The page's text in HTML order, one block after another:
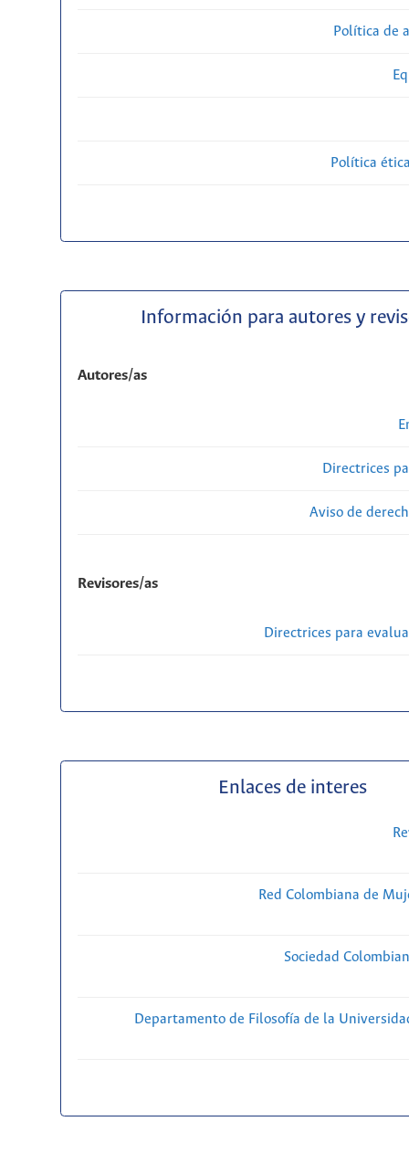
Política de
Política
Información para autores y
Autores/as
Directrices
Aviso de
Revisores/as
Directrices para
Enlaces de interes
Red Colombiana de
Sociedad
Departamento de Filosofía de la